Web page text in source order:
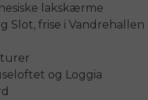
lakskærme
Slot, frise i Vandrehallen
og Loggia